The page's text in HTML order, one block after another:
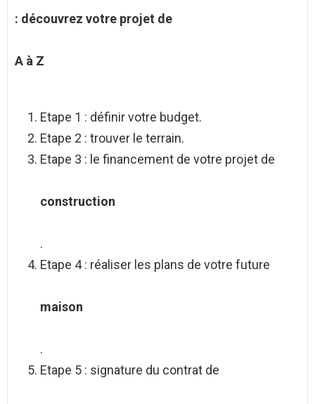
: découvrez votre projet de
A à Z
Etape 1 : définir votre budget.
Etape 2 : trouver le terrain.
Etape 3 : le financement de votre projet de
construction
.
Etape 4 : réaliser les plans de votre future
maison
.
Etape 5 : signature du contrat de